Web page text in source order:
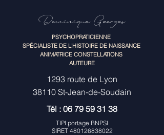
Dominique Georges
PSYCHOPRATICIENNE
SPÉCIALISTE DE L'HISTOIRE DE NAISSANCE
ANIMATRICE CONSTELLATIONS
AUTEURE
1293 route de Lyon
38110 St-Jean-de-Soudain
Tél : 06 79 59 31 38
TIPI portage BNPSI
SIRET 480126838022